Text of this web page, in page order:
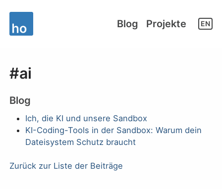
Blog Projekte EN
#ai
Blog
Ich, die KI und unsere Sandbox
KI-Coding-Tools in der Sandbox: Warum dein
Dateisystem Schutz braucht
Zurück zur Liste der Beiträge